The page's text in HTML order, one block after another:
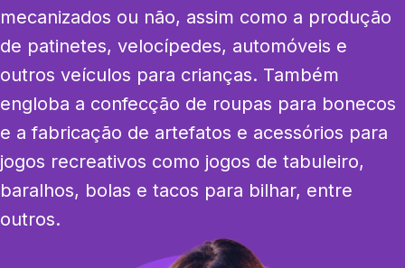
mecanizados ou não, assim como a produção
de patinetes, velocípedes, automóveis e
outros veículos para crianças. Também
engloba a confecção de roupas para bonecos
e a fabricação de artefatos e acessórios para
jogos recreativos como jogos de tabuleiro,
baralhos, bolas e tacos para bilhar, entre
outros.